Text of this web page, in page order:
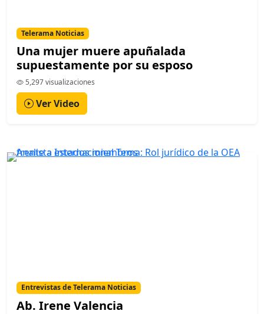
Telerama Noticias
Una mujer muere apuñalada
supuestamente por su esposo
5,297 visualizaciones
Ver Video
Entrevistas de Telerama Noticias
Ab. Irene Valencia